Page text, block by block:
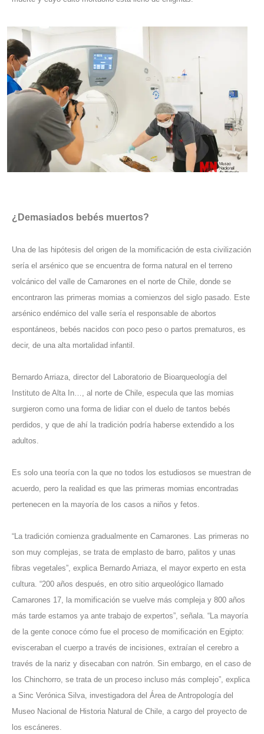
¿Demasiados bebés muertos?
Una de las hipótesis del origen de la momificación de esta civilización
sería el arsénico que se encuentra de forma natural en el terreno
volcánico del valle de Camarones en el norte de Chile, donde se
encontraron las primeras momias a comienzos del siglo pasado. Este
arsénico endémico del valle sería el responsable de abortos
espontáneos, bebés nacidos con poco peso o partos prematuros, es
decir, de una alta mortalidad infantil.
Bernardo Arriaza, director del Laboratorio de Bioarqueología del
Instituto de Alta In…, al norte de Chile, especula que las momias
surgieron como una forma de lidiar con el duelo de tantos bebés
perdidos, y que de ahí la tradición podría haberse extendido a los
adultos.
Es solo una teoría con la que no todos los estudiosos se muestran de
acuerdo, pero la realidad es que las primeras momias encontradas
pertenecen en la mayoría de los casos a niños y fetos.
“La tradición comienza gradualmente en Camarones. Las primeras no
son muy complejas, se trata de emplasto de barro, palitos y unas
fibras vegetales”, explica Bernardo Arriaza, el mayor experto en esta
cultura. “200 años después, en otro sitio arqueológico llamado
Camarones 17, la momificación se vuelve más compleja y 800 años
más tarde estamos ya ante trabajo de expertos”, señala. “La mayoría
de la gente conoce cómo fue el proceso de momificación en Egipto:
evisceraban el cuerpo a través de incisiones, extraían el cerebro a
través de la nariz y disecaban con natrón. Sin embargo, en el caso de
los Chinchorro, se trata de un proceso incluso más complejo”, explica
a Sinc Verónica Silva, investigadora del Área de Antropología del
Museo Nacional de Historia Natural de Chile, a cargo del proyecto de
los escáneres.